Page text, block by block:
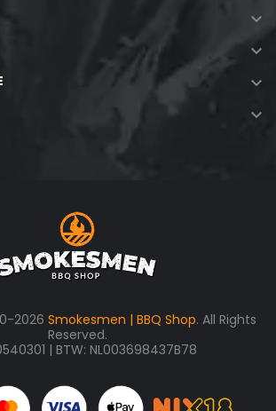




2026 Smokesmen | BBQ Shop. All Rights
Reserved.
| BTW: NL003698437B78